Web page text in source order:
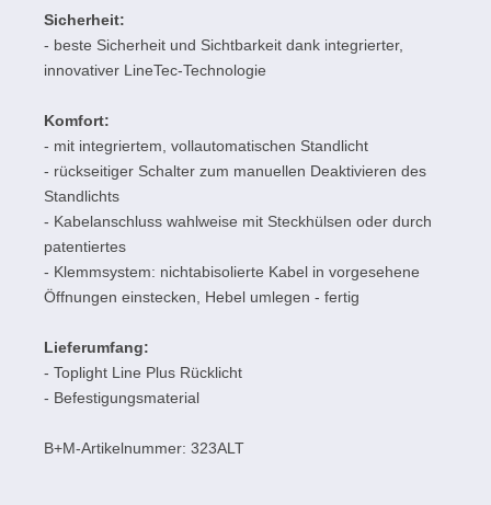
Sicherheit:
- beste Sicherheit und Sichtbarkeit dank integrierter,
innovativer LineTec-Technologie
Komfort:
- mit integriertem, vollautomatischen Standlicht
- rückseitiger Schalter zum manuellen Deaktivieren des
Standlichts
- Kabelanschluss wahlweise mit Steckhülsen oder durch
patentiertes
- Klemmsystem: nichtabisolierte Kabel in vorgesehene
Öffnungen einstecken, Hebel umlegen - fertig
Lieferumfang:
- Toplight Line Plus Rücklicht
- Befestigungsmaterial
B+M-Artikelnummer: 323ALT